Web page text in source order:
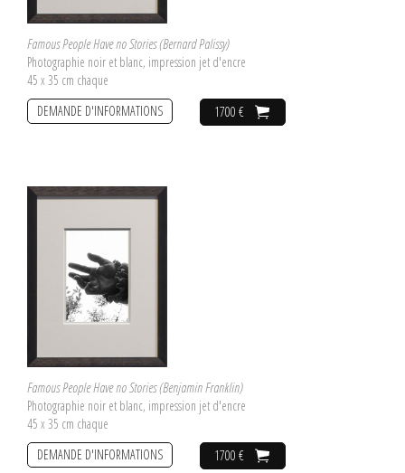
Famous People Have no Stories (Bernard Palissy)
Photographie noir et blanc, impression jet d'encre
45 x 35 cm chaque
1700 €
DEMANDE D'INFORMATIONS
Famous People Have no Stories (Benjamin Franklin)
Photographie noir et blanc, impression jet d'encre
45 x 35 cm chaque
1700 €
DEMANDE D'INFORMATIONS